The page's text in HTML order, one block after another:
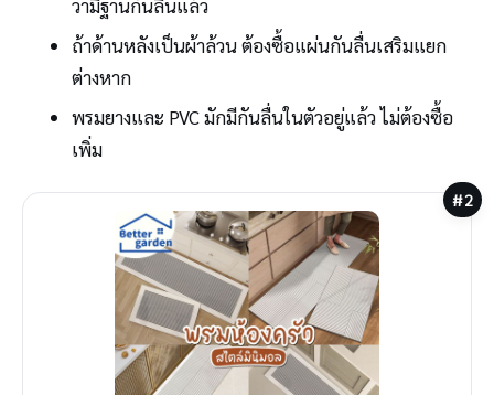
ว่ามีฐานกันลื่นแล้ว
ถ้าด้านหลังเป็นผ้าล้วน ต้องซื้อแผ่นกันลื่นเสริมแยก
ต่างหาก
พรมยางและ PVC มักมีกันลื่นในตัวอยู่แล้ว ไม่ต้องซื้อ
เพิ่ม
#2